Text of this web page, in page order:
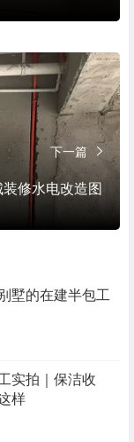
下一篇
修水电改造图
墅的在建半包工
实拍｜保洁收
样